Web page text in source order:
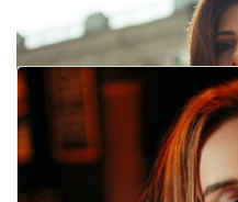
AUTRES